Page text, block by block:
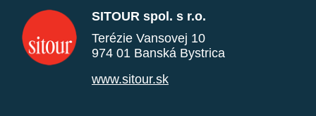
SITOUR spol. s r.o.
Terézie Vansovej 10
974 01 Banská Bystrica
www.sitour.sk